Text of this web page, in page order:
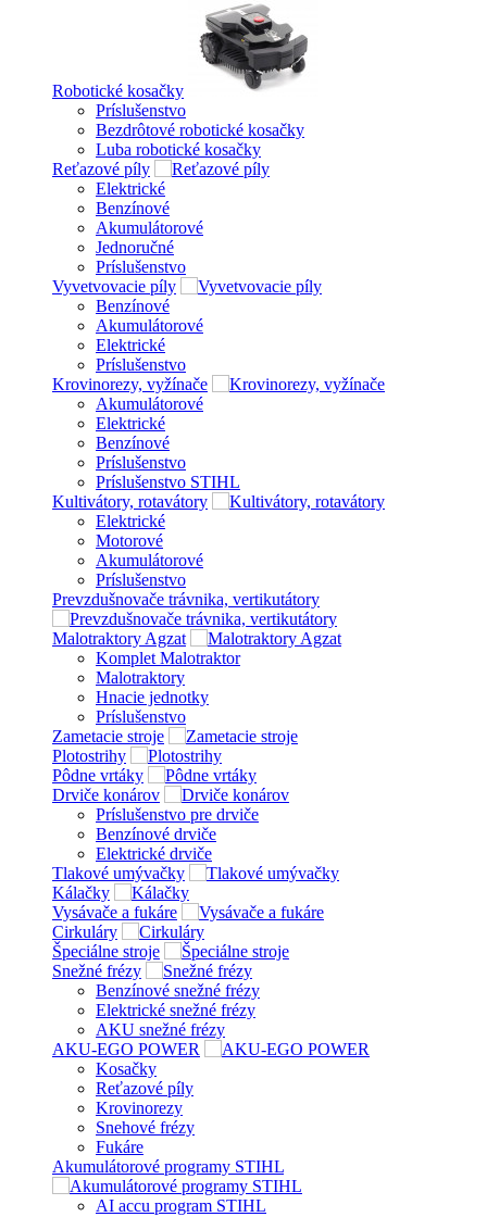
Robotické kosačky
Príslušenstvo
Bezdrôtové robotické kosačky
Luba robotické kosačky
Reťazové píly
Elektrické
Benzínové
Akumulátorové
Jednoručné
Príslušenstvo
Vyvetvovacie píly
Benzínové
Akumulátorové
Elektrické
Príslušenstvo
Krovinorezy, vyžínače
Akumulátorové
Elektrické
Benzínové
Príslušenstvo
Príslušenstvo STIHL
Kultivátory, rotavátory
Elektrické
Motorové
Akumulátorové
Príslušenstvo
Prevzdušnovače trávnika, vertikutátory
Malotraktory Agzat
Komplet Malotraktor
Malotraktory
Hnacie jednotky
Príslušenstvo
Zametacie stroje
Plotostrihy
Pôdne vrtáky
Drviče konárov
Príslušenstvo pre drviče
Benzínové drviče
Elektrické drviče
Tlakové umývačky
Kálačky
Vysávače a fukáre
Cirkuláry
Špeciálne stroje
Snežné frézy
Benzínové snežné frézy
Elektrické snežné frézy
AKU snežné frézy
AKU-EGO POWER
Kosačky
Reťazové píly
Krovinorezy
Snehové frézy
Fukáre
Akumulátorové programy STIHL
AI accu program STIHL